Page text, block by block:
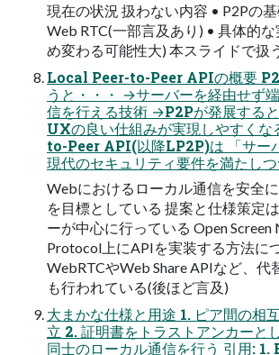
現在の状況 扱わない内容 • P2Pの
Web RTC(一部言及あり) • 具体的
め変わる可能性大) 本スライドで扱
Local Peer-to-Peer APIの概要
うと・・・ →サーバーを経由せず
信を行える技術 →P2Pが発展する
UXの良い仕組みが実現しやすく
to-Peer API(以降LP2P)は 「サー
現代のセキュリティ要件を満たしつ
Webにおけるローカル通信を安全に
を目標としている 提案と仕様策定
ーが中心に行っている Open Screen
Protocol上にAPIを実装する方法に
WebRTCやWeb Share APIなど、代
も行われている(後ほど言及)
大まかな仕様と用途 1. ピア間の相
立 2. 証明書をトラストアンカーと
同士のローカル通信を行う 引用: